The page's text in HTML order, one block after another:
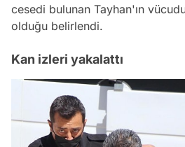
cesedi bulunan Tayhan'ın
olduğu belirlendi.
Kan izleri yakalattı